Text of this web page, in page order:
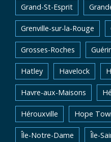
Grand-St-Esprit
Grenville-sur-la-Rouge
Grosses-Roches
Hatley Havelock
Havre-aux-Maisons
Hérouxville Hope
Île-Notre-Dame Île-